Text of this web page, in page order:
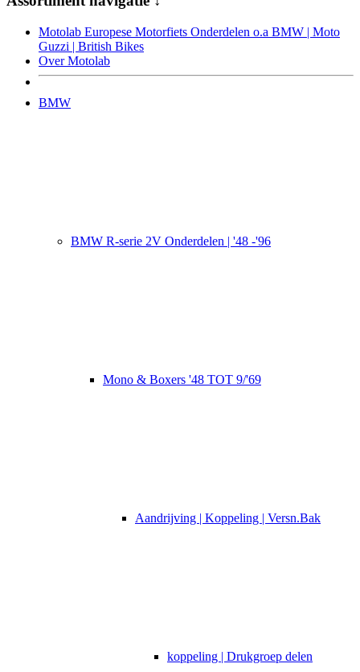
Motolab Europese Motorfiets Onderdelen o.a BMW | Moto
Guzzi | British Bikes
Over Motolab
BMW
BMW R-serie 2V Onderdelen | '48 -'96
Mono & Boxers '48 TOT 9/'69
Aandrijving | Koppeling | Versn.Bak
koppeling | Drukgroep delen